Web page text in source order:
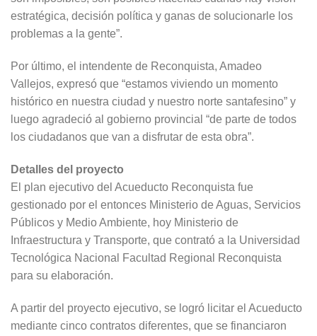
estratégica, decisión política y ganas de solucionarle los
problemas a la gente”.
Por último, el intendente de Reconquista, Amadeo
Vallejos, expresó que “estamos viviendo un momento
histórico en nuestra ciudad y nuestro norte santafesino” y
luego agradeció al gobierno provincial “de parte de todos
los ciudadanos que van a disfrutar de esta obra”.
Detalles del proyecto
El plan ejecutivo del Acueducto Reconquista fue
gestionado por el entonces Ministerio de Aguas, Servicios
Públicos y Medio Ambiente, hoy Ministerio de
Infraestructura y Transporte, que contrató a la Universidad
Tecnológica Nacional Facultad Regional Reconquista
para su elaboración.
A partir del proyecto ejecutivo, se logró licitar el Acueducto
mediante cinco contratos diferentes, que se financiaron